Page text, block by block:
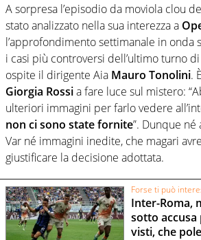
A sorpresa l’episodio da moviola clou
stato analizzato nella sua interezza a
l’approfondimento settimanale in onda
i casi più controversi dell’ultimo turno
ospite il dirigente Aia Mauro Tonolini.
Giorgia Rossia fare luce sul mistero:
ulteriori immagini per farlo vedere
non ci sono state fornite”. Dunque
Var né immagini inedite, che magari
giustificare la decisione adottata.
Forse ti può
Inter-Roma,
sotto
visti, che